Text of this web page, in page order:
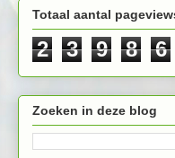
Totaal aantal
2 3 9 8 6
Zoeken in deze blog